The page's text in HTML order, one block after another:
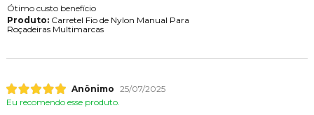
Ótimo custo benefício
Produto:Carretel Fio de Nylon Manual Para
Roçadeiras Multimarcas
Anônimo 25/07/2025
Eu recomendo esse produto.